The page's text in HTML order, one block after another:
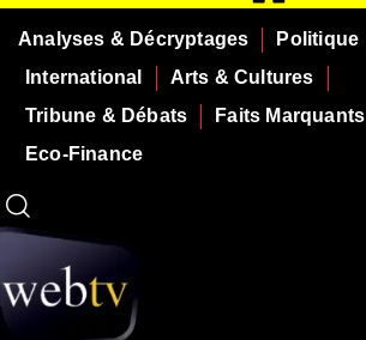
Analyses & Décryptages
Politique
International
Arts & Cultures
Tribune & Débats
Faits Marquants
Eco-Finance